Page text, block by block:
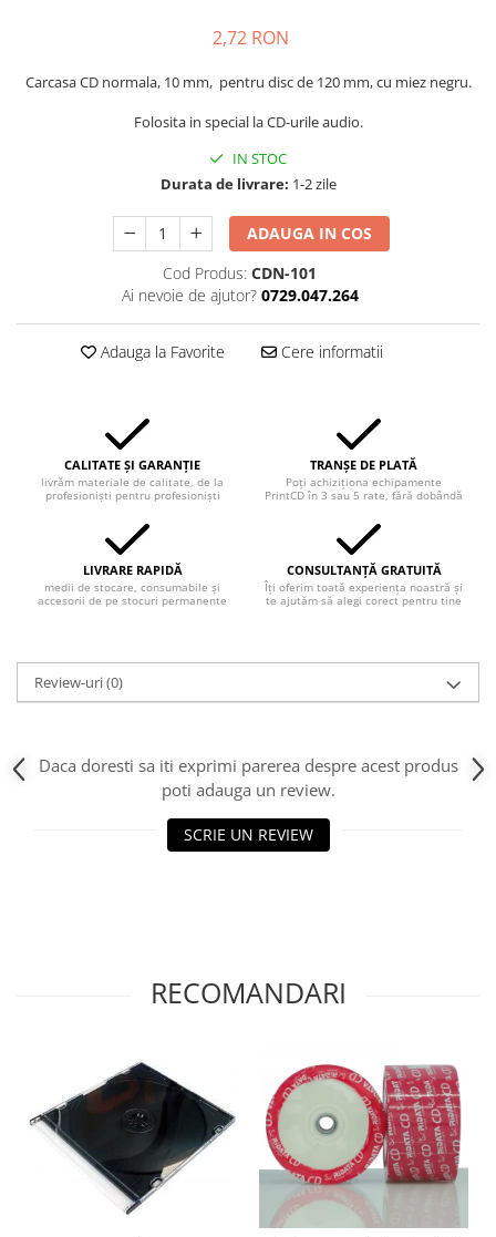
2,72 RON
Carcasa CD normala, 10 mm, pentru disc de 120 mm, cu miez negru.
Folosita in special la CD-urile audio.
IN STOC
Durata de livrare: 1-2 zile
ADAUGA IN COS
Cod Produs: CDN-101
Ai nevoie de ajutor? 0729.047.264
Adauga la Favorite Cere informatii
CALITATE ȘI GARANȚIE
livrăm materiale de calitate, de la
profesioniști pentru profesioniști
TRANȘE DE PLATĂ
Poți achiziționa echipamente
PrintCD în 3 sau 5 rate, fără dobândă
LIVRARE RAPIDĂ
medii de stocare, consumabile și
accesorii de pe stocuri permanente
CONSULTANȚĂ GRATUITĂ
Îți oferim toată experiența noastră și
te ajutăm să alegi corect pentru tine
Review-uri(0)
Daca doresti sa iti exprimi parerea despre acest produs
poti adauga un review.
SCRIE UN REVIEW
RECOMANDARI